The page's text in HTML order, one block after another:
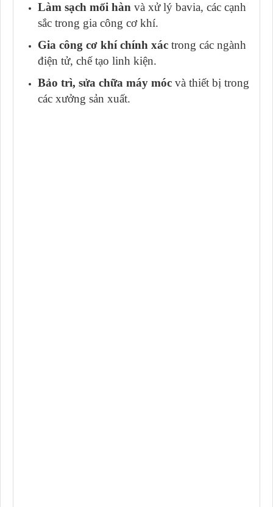
Làm sạch mối hàn và xử lý bavia, các cạnh
sắc trong gia công cơ khí.
Gia công cơ khí chính xác trong các ngành
điện tử, chế tạo linh kiện.
Bảo trì, sửa chữa máy móc và thiết bị trong
các xưởng sản xuất.